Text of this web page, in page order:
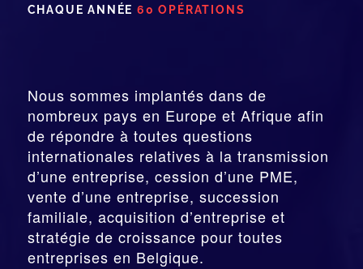
CHAQUE ANNÉE 60 OPÉRATIONS
Nous sommes implantés dans de
nombreux pays en Europe et Afrique afin
de répondre à toutes questions
internationales relatives à la transmission
d’une entreprise, cession d’une PME,
vente d’une entreprise, succession
familiale, acquisition d’entreprise et
stratégie de croissance pour toutes
entreprises en Belgique.